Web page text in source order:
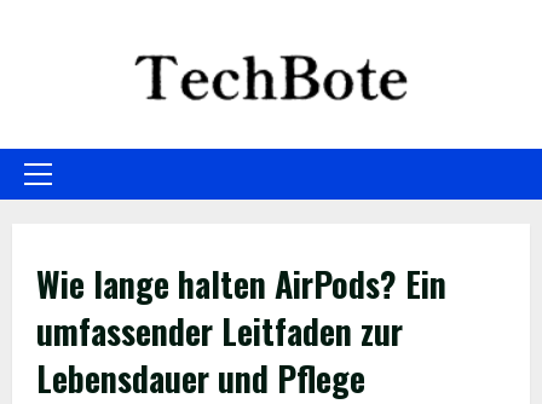
Primary
Wie lange halten AirPods? Ein
umfassender Leitfaden zur
Lebensdauer und Pflege